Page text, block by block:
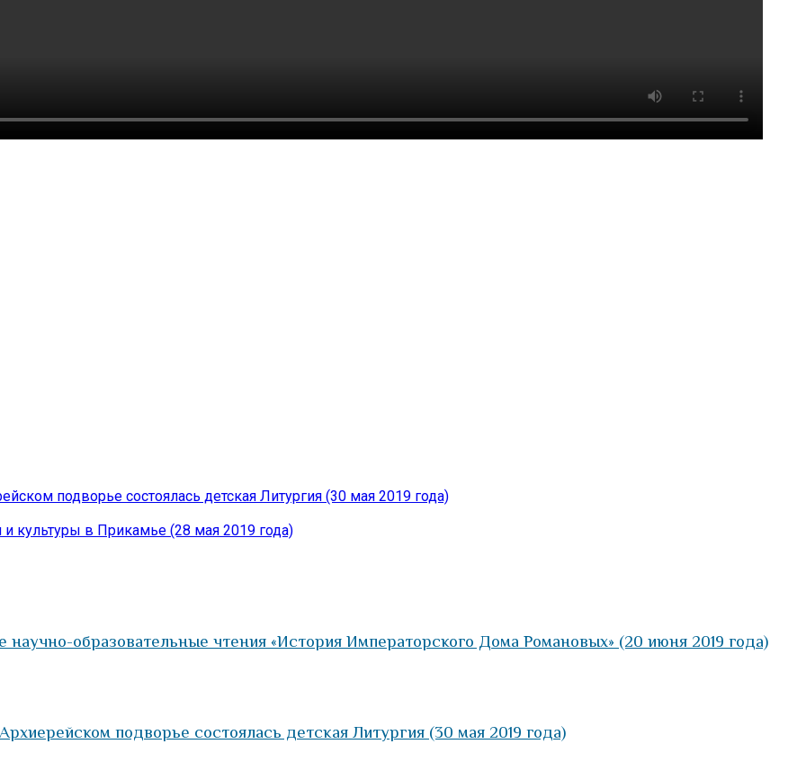
подворье состоялась детская Литургия (30 мая 2019 года)
культуры в Прикамье (28 мая 2019 года)
образовательные чтения «История Императорского Дома Романовых» (20 июня 2019 года)
подворье состоялась детская Литургия (30 мая 2019 года)